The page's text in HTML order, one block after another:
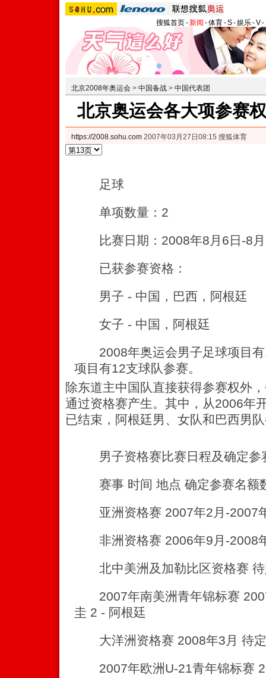
搜狐首页-新闻 -体育-S-娱乐-V-
北京2008年奥运会 > 中国备战 > 中国代表团
北京奥运会各大项参赛
https://2008.sohu.com 2007年03月27日08:15 搜狐体育
足球
单项数量：2
比赛日期：2008年8月6日-8月
已获参赛资格：
男子 - 中国，巴西，阿根廷
女子 - 中国，阿根廷
2008年奥运会男子足球项目有
项目有12支球队参赛。
除东道主中国队直接获得参赛权外
通过资格赛产生。其中，从2006年
已结束，阿根廷男、女队和巴西男
男子资格赛比赛日程及确定参
赛事 时间 地点 确定参赛名额
亚洲资格赛 2007年2月-2007
非洲资格赛 2006年9月-2008
北中美洲及加勒比区资格赛 待
2007年南美洲青年锦标赛
圭 2 - 阿根廷
大洋洲资格赛 2008年3月 待
2007年欧洲U-21青年锦标赛